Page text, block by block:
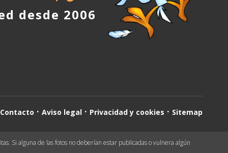
desde 2006
Contacto Aviso legal Privacidad y cookies Sitemap
Si alguna de las fotos no deberían estar publicadas o vulnera algún